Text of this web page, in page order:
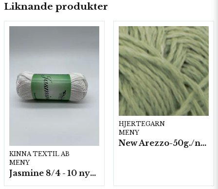
Liknande produkter
KINNA TEXTIL AB
MENY
Jasmine 8/4 - 10 nystan a50g./fp.
HJERTEGARN
MENY
New Arezzo-50g./nyst. 10 st/fp.